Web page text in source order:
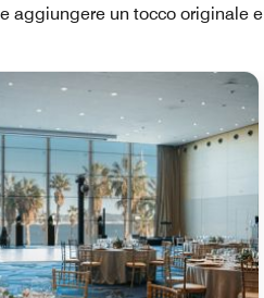
aggiungere un tocco originale e